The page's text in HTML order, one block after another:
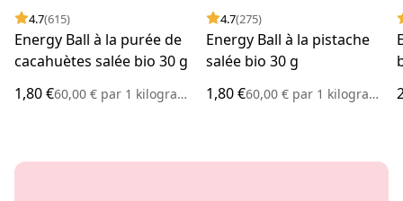
4.7(615)
Energy Ball à la purée de
cacahuètes salée bio 30 g
1,80 €60,00 € par 1 kilogramme
4.7(275)
Energy Ball à la pistache
salée bio 30 g
1,80 €60,00 € par1 kilogramme